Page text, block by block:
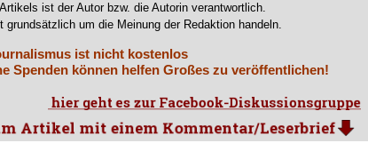
ist der Autor bzw. die Autorin verantwortlich.
grundsätzlich um die Meinung der Redaktion handeln.
ist nicht kostenlos
Spenden können helfen Großes zu veröffentlichen!